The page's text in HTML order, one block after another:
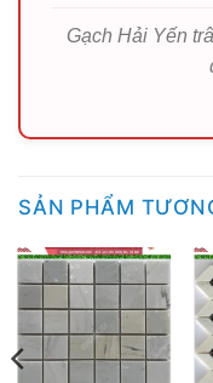
Gạch Hải Yến
SẢN PHẨM